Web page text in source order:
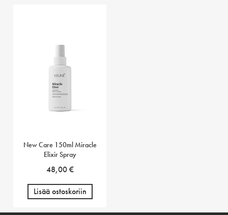
New Care 150ml Miracle
Elixir Spray
48,00€
Lisää ostoskoriin